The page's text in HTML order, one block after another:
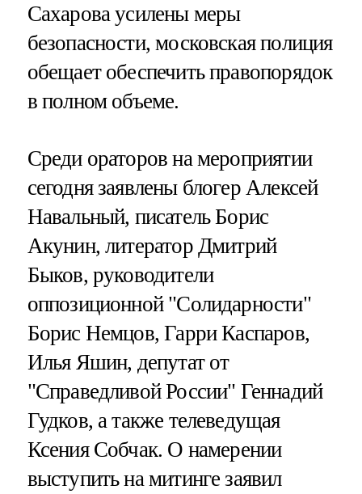
Сахарова усилены меры
безопасности, московская полиция
обещает обеспечить правопорядок
в полном объеме.
Среди ораторов на мероприятии
сегодня заявлены блогер Алексей
Навальный, писатель Борис
Акунин, литератор Дмитрий
Быков, руководители
оппозиционной "Солидарности"
Борис Немцов, Гарри Каспаров,
Илья Яшин, депутат от
"Справедливой России" Геннадий
Гудков, а также телеведущая
Ксения Собчак. О намерении
выступить на митинге заявил